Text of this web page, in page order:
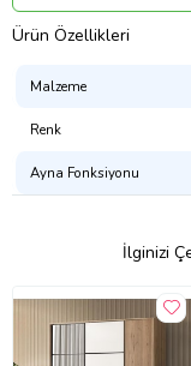
Ürün
Garanti
7 Yıl
teslim
Kargo için
gerekli tüm
Ürün Özellikleri
Malzeme
Renk
Ayna Fonksiyonu
İlginizi